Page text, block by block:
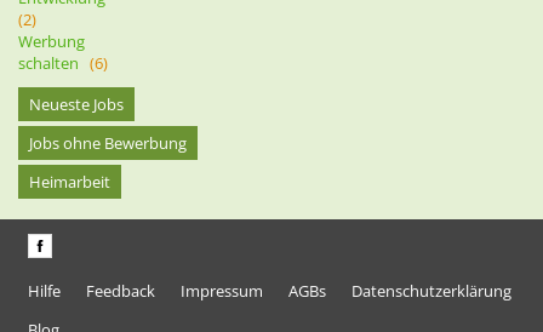
(2)
Werbung
schalten (6)
Neueste Jobs
Jobs ohne Bewerbung
Heimarbeit
Hilfe Feedback Impressum AGBs
Datenschutzerklärung